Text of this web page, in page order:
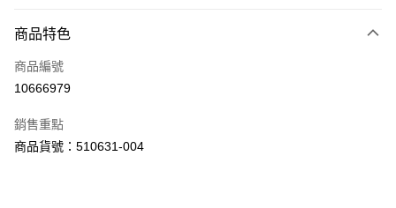
１．於結帳方式選擇「AFTEE先享後付」後，將跳轉至「AFTEE先享後付」
２．訂單成立數日內，您將收到繳費通知簡訊。
３．收到繳費通知簡訊後14天內，點擊此簡訊中的連結，可透過四大超商／
購買商品的店家。未經商家同意取消之訂單仍視為有效，需透過AFTEE先享
後付繳納相關費用。
免運費
免運費
商品特色
商品編號
10666979
銷售重點
商品貨號：510631-004